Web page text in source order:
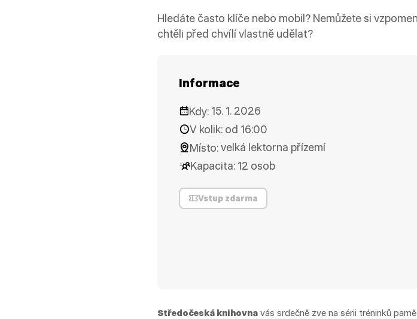
Hledáte často klíče nebo mobil? Nemůžete si
chtěli před chvílí vlastně udělat?
Informace
Kdy: 15. 1. 2026
V kolik: od 16:00
Místo: velká lektorna přízemí
Kapacita: 12 osob
Vstup zdarma
Středočeská knihovnavás srdečně zve na sérii tréninků